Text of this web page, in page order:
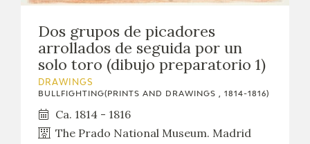
Dos grupos de picadores
arrollados de seguida por un
solo toro (dibujo preparatorio 1)
DRAWINGS
BULLFIGHTING(PRINTS AND DRAWINGS , 1814-1816)
Ca. 1814 - 1816
The Prado National Museum. Madrid